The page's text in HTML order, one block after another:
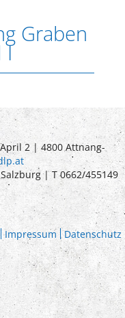
Graben
I
2 | 4800 Attnang-
| T 0662/455149
Impressum Datenschutz